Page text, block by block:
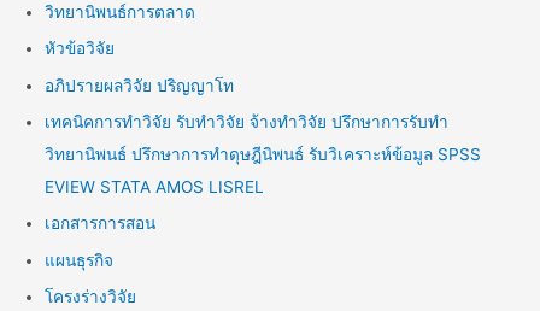
วิทยานิพนธ์การตลาด
หัวข้อวิจัย
อภิปรายผลวิจัย ปริญญาโท
เทคนิคการทำวิจัย รับทำวิจัย จ้างทำวิจัย ปรึกษาการรับทำ
วิทยานิพนธ์ ปรึกษาการทำดุษฎีนิพนธ์ รับวิเคราะห์ข้อมูล SPSS
EVIEW STATA AMOS LISREL
เอกสารการสอน
แผนธุรกิจ
โครงร่างวิจัย